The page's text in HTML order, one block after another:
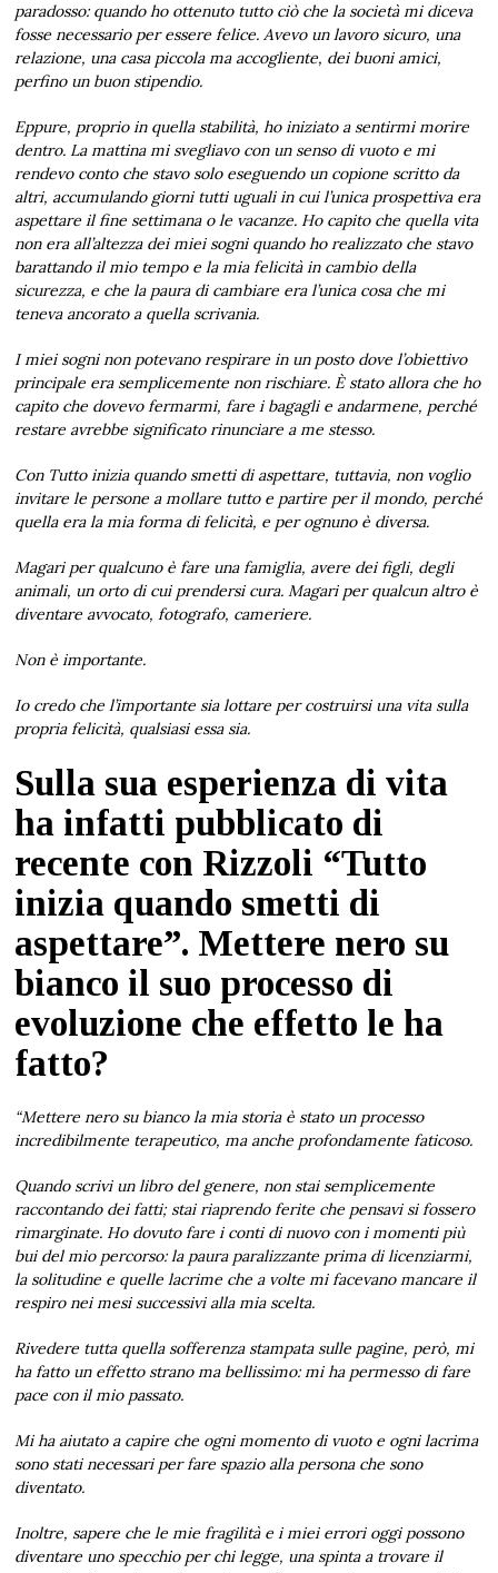
paradosso: quando ho ottenuto tutto ciò che la società mi diceva
fosse necessario per essere felice. Avevo un lavoro sicuro, una
relazione, una casa piccola ma accogliente, dei buoni amici,
perfino un buon stipendio.
Eppure, proprio in quella stabilità, ho iniziato a sentirmi morire
dentro. La mattina mi svegliavo con un senso di vuoto e mi
rendevo conto che stavo solo eseguendo un copione scritto da
altri, accumulando giorni tutti uguali in cui l’unica prospettiva era
aspettare il fine settimana o le vacanze. Ho capito che quella vita
non era all’altezza dei miei sogni quando ho realizzato che stavo
barattando il mio tempo e la mia felicità in cambio della
sicurezza, e che la paura di cambiare era l’unica cosa che mi
teneva ancorato a quella scrivania.
I miei sogni non potevano respirare in un posto dove l’obiettivo
principale era semplicemente non rischiare. È stato allora che ho
capito che dovevo fermarmi, fare i bagagli e andarmene, perché
restare avrebbe significato rinunciare a me stesso.
Con Tutto inizia quando smetti di aspettare, tuttavia, non voglio
invitare le persone a mollare tutto e partire per il mondo, perché
quella era la mia forma di felicità, e perognuno è diversa.
Magari per qualcuno è fare una famiglia, avere dei figli, degli
animali, un orto di cui prendersi cura. Magari per qualcun altro è
diventare avvocato, fotografo, cameriere.
Non è importante.
Io credo che l’importante sia lottare per costruirsi una vita sulla
propria felicità, qualsiasi essa sia.
Sulla sua esperienza di vita
ha infatti pubblicato di
recente con Rizzoli “Tutto
inizia quando smetti di
aspettare”. Mettere nero su
bianco il suo processo di
evoluzione che effetto le ha
fatto?
“Mettere nero su bianco la mia storia è stato un processo
incredibilmente terapeutico, ma anche profondamente faticoso.
Quando scrivi un libro del genere, non stai semplicemente
raccontando dei fatti; stai riaprendo ferite che pensavi si fossero
rimarginate. Ho dovuto fare i conti di nuovo con i momenti più
bui del mio percorso: la paura paralizzante prima di licenziarmi,
la solitudine e quelle lacrime che a volte mi facevano mancare il
respiro nei mesi successivi alla mia scelta.
Rivedere tutta quella sofferenza stampata sulle pagine, però, mi
ha fatto un effetto strano ma bellissimo: mi ha permesso di fare
pace con il mio passato.
Mi ha aiutato a capire che ogni momento di vuoto e ogni lacrima
sono stati necessari per fare spazio alla persona che sono
diventato.
Inoltre, sapere che le mie fragilità e i miei errori oggi possono
diventare uno specchio per chi legge, una spinta a trovare il